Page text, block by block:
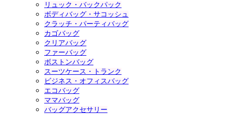
リュック・バックパック
ボディバッグ・サコッシュ
クラッチ・パーティバッグ
カゴバッグ
クリアバッグ
ファーバッグ
ボストンバッグ
スーツケース・トランク
ビジネス・オフィスバッグ
エコバッグ
ママバッグ
バッグアクセサリー